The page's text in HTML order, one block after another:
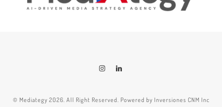
© Mediategy 2026. All Right Reserved. Powered by Inversiones CNM Inc